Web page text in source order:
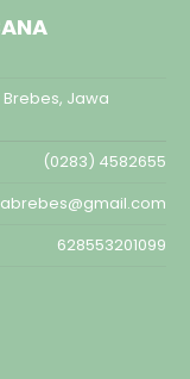
Brebes, Jawa
(0283) 4582655
628553201099